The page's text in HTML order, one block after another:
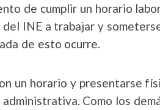
de cumplir un horario
INE a trabajar y
de esto ocurre.
un horario y presentarse
Como los